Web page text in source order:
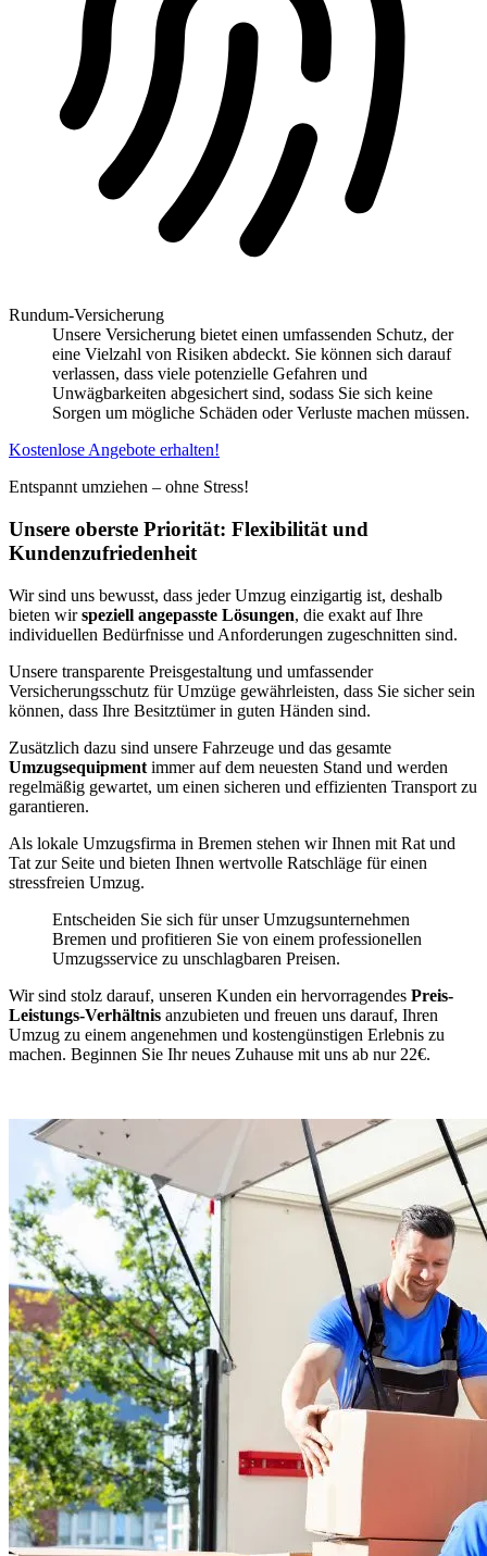
Rundum-Versicherung
Unsere Versicherung bietet einen umfassenden Schutz, der
eine Vielzahl von Risiken abdeckt. Sie können sich darauf
verlassen, dass viele potenzielle Gefahren und
Unwägbarkeiten abgesichert sind, sodass Sie sich keine
Sorgen um mögliche Schäden oder Verluste machen müssen.
Kostenlose Angebote erhalten!
Entspannt umziehen – ohne Stress!
Unsere oberste Priorität: Flexibilität und
Kundenzufriedenheit
Wir sind uns bewusst, dass jeder Umzug einzigartig ist, deshalb
bieten wirspeziell angepasste Lösungen, die exakt auf Ihre
individuellen Bedürfnisse und Anforderungen zugeschnitten sind.
Unsere transparente Preisgestaltung und umfassender
Versicherungsschutz für Umzüge gewährleisten, dass Sie sicher sein
können, dass Ihre Besitztümer in guten Händen sind.
Zusätzlich dazu sind unsere Fahrzeuge und das gesamte
Umzugsequipment immer auf dem neuesten Stand und werden
regelmäßig gewartet, um einen sicheren und effizienten Transport zu
garantieren.
Als lokale Umzugsfirma in Bremen stehen wir Ihnen mit Rat und
Tat zur Seite und bieten Ihnen wertvolle Ratschläge für einen
stressfreien Umzug.
Entscheiden Sie sich für unser Umzugsunternehmen
Bremen und profitieren Sie von einem professionellen
Umzugsservice zu unschlagbaren Preisen.
Wir sind stolz darauf, unseren Kunden ein hervorragendes Preis-
Leistungs-Verhältnis anzubieten und freuen uns darauf, Ihren
Umzug zu einem angenehmen und kostengünstigen Erlebnis zu
machen. Beginnen Sie Ihr neues Zuhause mit uns ab nur 22€.